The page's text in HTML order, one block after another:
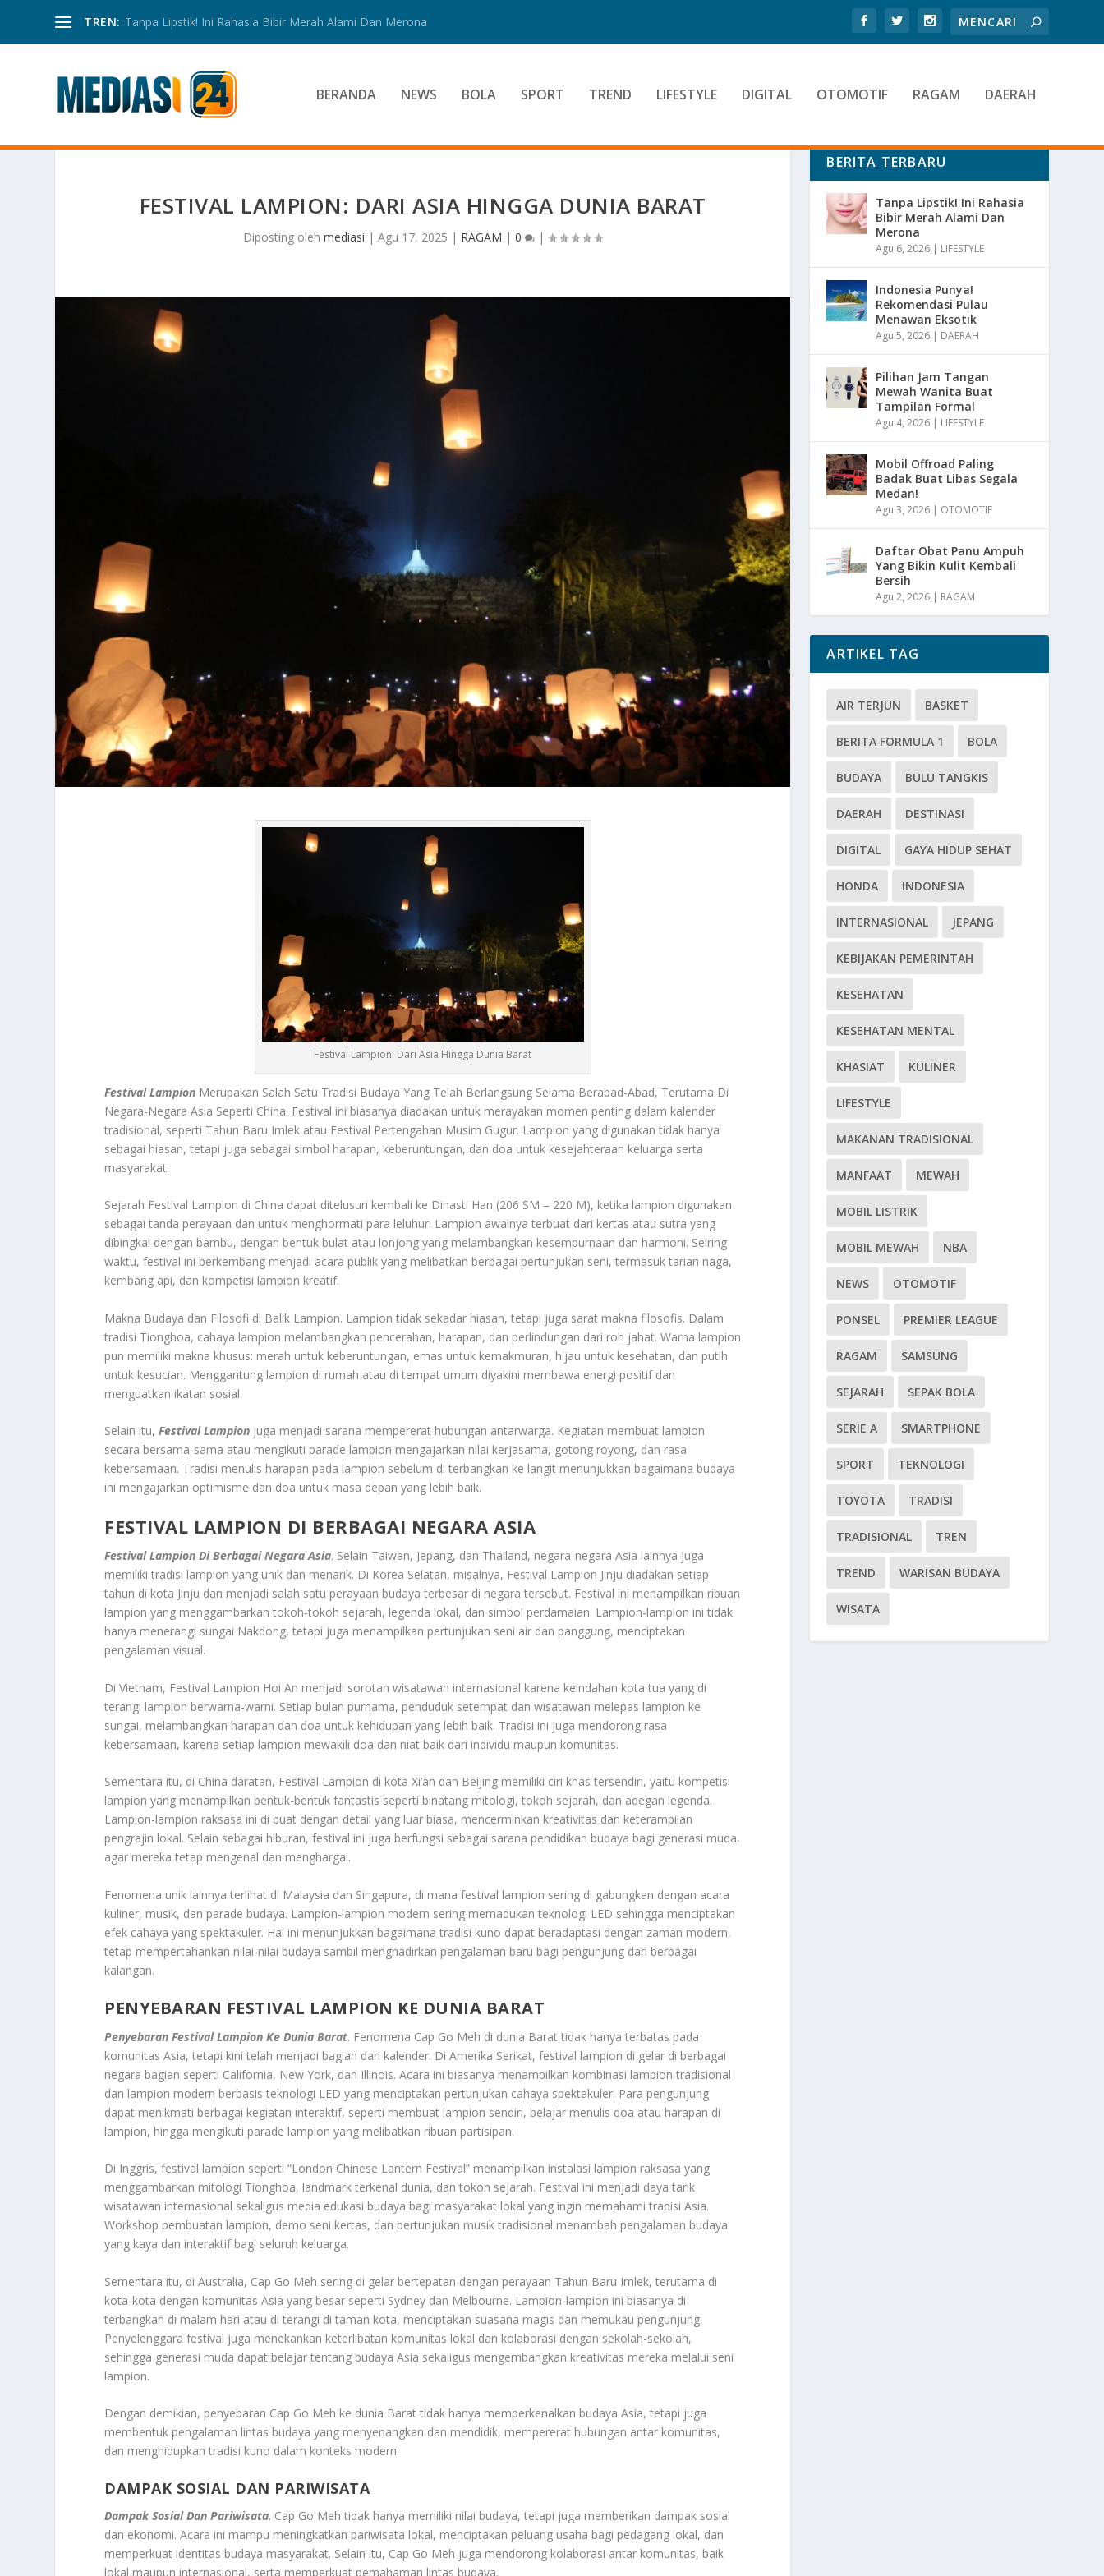
TREN: Tanpa Lipstik! Ini Rahasia Bibir Merah Alami Dan Merona
BERANDA NEWS BOLA SPORT TREND LIFESTYLE DIGITAL OTOMOTIF RAGAM DAERAH
FESTIVAL LAMPION: DARI ASIA HINGGA DUNIA BARAT
Diposting olehmediasi |Agu 17, 2025 | RAGAM |0 |
Festival Lampion: Dari Asia Hingga Dunia Barat
Festival Lampion Merupakan Salah Satu Tradisi Budaya Yang Telah Berlangsung Selama Berabad-Abad, Terutama Di
Negara-Negara Asia Seperti China. Festival ini biasanya diadakan untuk merayakan momen penting dalam kalender
tradisional, seperti Tahun Baru Imlek atau Festival Pertengahan Musim Gugur. Lampion yang digunakan tidak hanya
sebagai hiasan, tetapi juga sebagai simbol harapan, keberuntungan, dan doa untuk kesejahteraan keluarga serta
masyarakat.
Sejarah Festival Lampion di China dapat ditelusuri kembali ke Dinasti Han (206 SM – 220 M), ketika lampion digunakan
sebagai tanda perayaan dan untuk menghormati para leluhur. Lampion awalnya terbuat dari kertas atau sutra yang
dibingkai dengan bambu, dengan bentuk bulat atau lonjong yang melambangkan kesempurnaan dan harmoni. Seiring
waktu, festival ini berkembang menjadi acara publik yang melibatkan berbagai pertunjukan seni, termasuk tarian naga,
kembang api, dan kompetisi lampion kreatif.
Makna Budaya dan Filosofi di Balik Lampion. Lampion tidak sekadar hiasan, tetapi juga sarat makna filosofis. Dalam
tradisi Tionghoa, cahaya lampion melambangkan pencerahan, harapan, dan perlindungan dari roh jahat. Warna lampion
pun memiliki makna khusus: merah untuk keberuntungan, emas untuk kemakmuran, hijau untuk kesehatan, dan putih
untuk kesucian. Menggantung lampion di rumah atau di tempat umum diyakini membawa energi positif dan
menguatkan ikatan sosial.
Selain itu,Festival Lampion juga menjadi sarana mempererat hubungan antarwarga. Kegiatan membuat lampion
secara bersama-sama atau mengikuti parade lampion mengajarkan nilai kerjasama, gotong royong, dan rasa
kebersamaan. Tradisi menulis harapan pada lampion sebelum di terbangkan ke langit menunjukkan bagaimana budaya
ini mengajarkan optimisme dan doa untuk masa depan yang lebih baik.
FESTIVAL LAMPION DI BERBAGAI NEGARA ASIA
Festival Lampion Di Berbagai Negara Asia. Selain Taiwan, Jepang, dan Thailand, negara-negara Asia lainnya juga
memiliki tradisi lampion yang unik dan menarik. Di Korea Selatan, misalnya, Festival Lampion Jinju diadakan setiap
tahun di kota Jinju dan menjadi salah satu perayaan budaya terbesar di negara tersebut. Festival ini menampilkan ribuan
lampion yang menggambarkan tokoh-tokoh sejarah, legenda lokal, dan simbol perdamaian. Lampion-lampion ini tidak
hanya menerangi sungai Nakdong, tetapi juga menampilkan pertunjukan seni air dan panggung, menciptakan
pengalaman visual.
Di Vietnam, Festival Lampion Hoi An menjadi sorotan wisatawan internasional karena keindahan kota tua yang di
terangi lampion berwarna-warni. Setiap bulan purnama, penduduk setempat dan wisatawan melepas lampion ke
sungai, melambangkan harapan dan doa untuk kehidupan yang lebih baik. Tradisi ini juga mendorong rasa
kebersamaan, karena setiap lampion mewakili doa dan niat baik dari individu maupun komunitas.
Sementara itu, di China daratan, Festival Lampion di kota Xi’an dan Beijing memiliki ciri khas tersendiri, yaitu kompetisi
lampion yang menampilkan bentuk-bentuk fantastis seperti binatang mitologi, tokoh sejarah, dan adegan legenda.
Lampion-lampion raksasa ini di buat dengan detail yang luar biasa, mencerminkan kreativitas dan keterampilan
pengrajin lokal. Selain sebagai hiburan, festival ini juga berfungsi sebagai sarana pendidikan budaya bagi generasi muda,
agar mereka tetap mengenal dan menghargai.
Fenomena unik lainnya terlihat di Malaysia dan Singapura, di mana festival lampion sering di gabungkan dengan acara
kuliner, musik, dan parade budaya. Lampion-lampion modern sering memadukan teknologi LED sehingga menciptakan
efek cahaya yang spektakuler. Hal ini menunjukkan bagaimana tradisi kuno dapat beradaptasi dengan zaman modern,
tetap mempertahankan nilai-nilai budaya sambil menghadirkan pengalaman baru bagi pengunjung dari berbagai
kalangan.
PENYEBARAN FESTIVAL LAMPION KE DUNIA BARAT
Penyebaran Festival Lampion Ke Dunia Barat. Fenomena Cap Go Meh di dunia Barat tidak hanya terbatas pada
komunitas Asia, tetapi kini telah menjadi bagian dari kalender. Di Amerika Serikat, festival lampion di gelar di berbagai
negara bagian seperti California, New York, dan Illinois. Acara ini biasanya menampilkan kombinasi lampion tradisional
dan lampion modern berbasis teknologi LED yang menciptakan pertunjukan cahaya spektakuler. Para pengunjung
dapat menikmati berbagai kegiatan interaktif, seperti membuat lampion sendiri, belajar menulis doa atau harapan di
lampion, hingga mengikuti parade lampion yang melibatkan ribuan partisipan.
Di Inggris, festival lampion seperti “London Chinese Lantern Festival” menampilkan instalasi lampion raksasa yang
menggambarkan mitologi Tionghoa, landmark terkenal dunia, dan tokoh sejarah. Festival ini menjadi daya tarik
wisatawan internasional sekaligus media edukasi budaya bagi masyarakat lokal yang ingin memahami tradisi Asia.
Workshop pembuatan lampion, demo seni kertas, dan pertunjukan musik tradisional menambah pengalaman budaya
yang kaya dan interaktif bagi seluruh keluarga.
Sementara itu, di Australia, Cap Go Meh sering di gelar bertepatan dengan perayaan Tahun Baru Imlek, terutama di
kota-kota dengan komunitas Asia yang besar seperti Sydney dan Melbourne. Lampion-lampion ini biasanya di
terbangkan di malam hari atau di terangi di taman kota, menciptakan suasana magis dan memukau pengunjung.
Penyelenggara festival juga menekankan keterlibatan komunitas lokal dan kolaborasi dengan sekolah-sekolah,
sehingga generasi muda dapat belajar tentang budaya Asia sekaligus mengembangkan kreativitas mereka melalui seni
lampion.
Dengan demikian, penyebaran Cap Go Meh ke dunia Barat tidak hanya memperkenalkan budaya Asia, tetapi juga
membentuk pengalaman lintas budaya yang menyenangkan dan mendidik, mempererat hubungan antar komunitas,
dan menghidupkan tradisi kuno dalam konteks modern.
DAMPAK SOSIAL DAN PARIWISATA
Dampak Sosial Dan Pariwisata. Cap Go Meh tidak hanya memiliki nilai budaya, tetapi juga memberikan dampak sosial
dan ekonomi. Acara ini mampu meningkatkan pariwisata lokal, menciptakan peluang usaha bagi pedagang lokal, dan
memperkuat identitas budaya masyarakat. Selain itu, Cap Go Meh juga mendorong kolaborasi antar komunitas, baik
lokal maupun internasional, serta memperkuat pemahaman lintas budaya.
BERITA TERBARU
Tanpa Lipstik! Ini Rahasia
Bibir Merah Alami Dan
Merona
Agu 6, 2026 | LIFESTYLE
Indonesia Punya!
Rekomendasi Pulau
Menawan Eksotik
Agu 5, 2026 | DAERAH
Pilihan Jam Tangan
Mewah Wanita Buat
Tampilan Formal
Agu 4, 2026 | LIFESTYLE
Mobil Offroad Paling
Badak Buat Libas Segala
Medan!
Agu 3, 2026 | OTOMOTIF
Daftar Obat Panu Ampuh
Yang Bikin Kulit Kembali
Bersih
Agu 2, 2026 | RAGAM
ARTIKEL TAG
AIR TERJUN BASKET
BERITA FORMULA 1 BOLA
BUDAYA BULU TANGKIS
DAERAH DESTINASI
DIGITAL GAYA HIDUP SEHAT
HONDA INDONESIA
INTERNASIONAL JEPANG
KEBIJAKAN PEMERINTAH
KESEHATAN
KESEHATAN MENTAL
KHASIAT KULINER
LIFESTYLE
MAKANAN TRADISIONAL
MANFAAT MEWAH
MOBIL LISTRIK
MOBIL MEWAH NBA
NEWS OTOMOTIF
PONSEL PREMIER LEAGUE
RAGAM SAMSUNG
SEJARAH SEPAK BOLA
SERIE A SMARTPHONE
SPORT TEKNOLOGI
TOYOTA TRADISI
TRADISIONAL TREN
TREND WARISAN BUDAYA
WISATA